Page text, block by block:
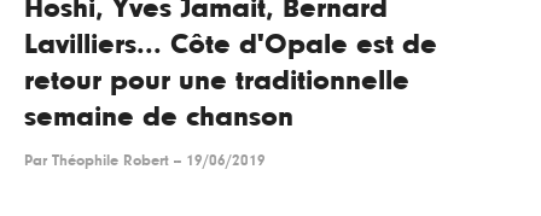
Hoshi, Yves Jamait, Bernard
Lavilliers... Côte d'Opale est de
retour pour une traditionnelle
semaine de chanson
Par Théophile Robert -- 19/06/2019